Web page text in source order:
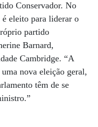
Conservador. No
eleito para liderar o
partido
Barnard,
Cambridge. “A
nova eleição geral,
têm de se